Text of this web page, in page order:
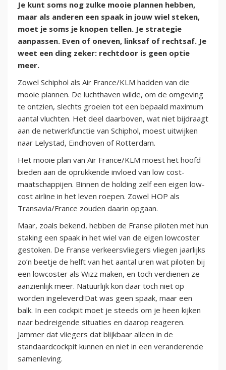
Je kunt soms nog zulke mooie plannen hebben,
maar als anderen een spaak in jouw wiel steken,
moet je soms je knopen tellen. Je strategie
aanpassen. Even of oneven, linksaf of rechtsaf. Je
weet een ding zeker: rechtdoor is geen optie
meer.
Zowel Schiphol als Air France/KLM hadden van die
mooie plannen. De luchthaven wilde, om de omgeving
te ontzien, slechts groeien tot een bepaald maximum
aantal vluchten. Het deel daarboven, wat niet bijdraagt
aan de netwerkfunctie van Schiphol, moest uitwijken
naar Lelystad, Eindhoven of Rotterdam.
Het mooie plan van Air France/KLM moest het hoofd
bieden aan de oprukkende invloed van low cost-
maatschappijen. Binnen de holding zelf een eigen low-
cost airline in het leven roepen. Zowel HOP als
Transavia/France zouden daarin opgaan.
Maar, zoals bekend, hebben de Franse piloten met hun
staking een spaak in het wiel van de eigen lowcoster
gestoken. De Franse verkeersvliegers vliegen jaarlijks
zo’n beetje de helft van het aantal uren wat piloten bij
een lowcoster als Wizz maken, en toch verdienen ze
aanzienlijk meer. Natuurlijk kon daar toch niet op
worden ingeleverd!Dat was geen spaak, maar een
balk. In een cockpit moet je steeds om je heen kijken
naar bedreigende situaties en daarop reageren.
Jammer dat vliegers dat blijkbaar alleen in de
standaardcockpit kunnen en niet in een veranderende
samenleving.